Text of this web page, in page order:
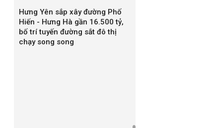
Hưng Yên sắp xây đường Phố
Hiến - Hưng Hà gần 16.500 tỷ,
bố trí tuyến đường sắt đô thị
chạy song song